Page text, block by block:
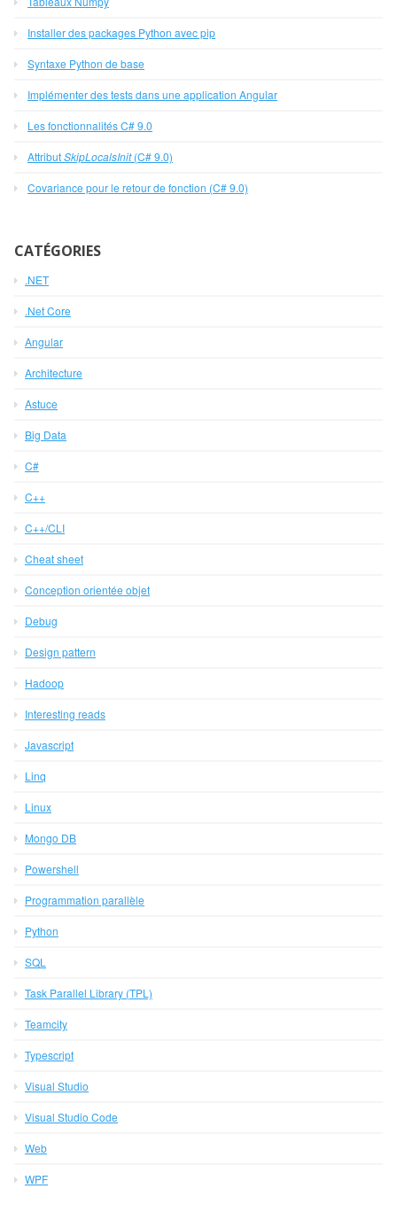
Installer des packages Python avec pip
Syntaxe Python de base
Implémenter des tests dans une application Angular
Les fonctionnalités C# 9.0
AttributSkipLocalsInit(C# 9.0)
Covariance pour le retour de fonction (C# 9.0)
CATÉGORIES
.NET
.Net Core
Angular
Architecture
Astuce
Big Data
C#
C++
C++/CLI
Cheat sheet
Conception orientée objet
Debug
Design pattern
Hadoop
Interesting reads
Javascript
Linq
Linux
Mongo DB
Powershell
Programmation parallèle
Python
SQL
Task Parallel Library (TPL)
Teamcity
Typescript
Visual Studio
Visual Studio Code
Web
WPF